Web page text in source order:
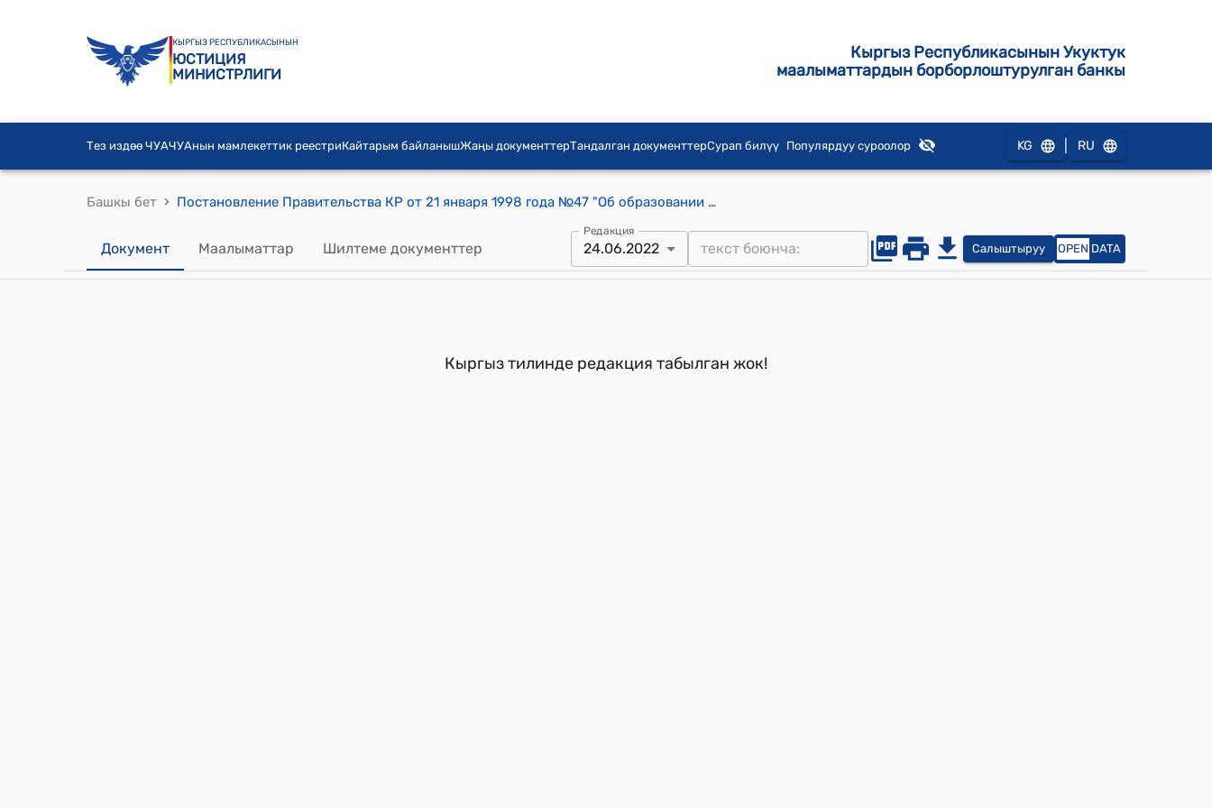
КЫРГЫЗ РЕСПУБЛИКАСЫНЫН
ЮСТИЦИЯ
МИНИСТРЛИГИ
Кыргыз Республикасынын Укуктук
маалыматтардын борборлоштурулган банкы
Тез издөө ЧУАЧУАнын мамлекеттик реестриКайтарым байланышЖаңы документтерТандалган документтерСурап билүү Популярдуу суроолор KG RU
Башкы бет › Постановление Правительства КР от 21 января 1998 года №47 "Об образовании Кыргызской части Кыргызско-Малазийской специальной экономической комиссии по реализации предложений Заключительного отчета Кыргызско-Малайзийского совместного экономического исследования Кыргызской Республики"
Документ Маалыматтар Шилтеме документтер
Редакция
24.06.2022 Салыштыруу OPEN DATA
Кыргыз тилинде редакция табылган жок!